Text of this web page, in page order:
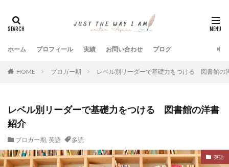
ホーム プロフィール 実績 お問い合わせ ブログ
HOME ブロガー期 レベル別リーダーで基礎力をつける 図書館の
レベル別リーダーで基礎力をつける 図書館の洋書
紹介
ブロガー期, 英語 多読
英語